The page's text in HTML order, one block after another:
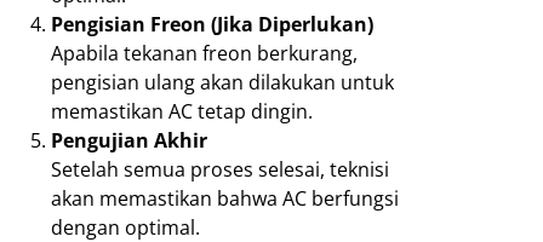
Pengisian Freon (Jika Diperlukan)
Apabila tekanan freon berkurang,
pengisian ulang akan dilakukan untuk
memastikan AC tetap dingin.
Pengujian Akhir
Setelah semua proses selesai, teknisi
akan memastikan bahwa AC berfungsi
dengan optimal.